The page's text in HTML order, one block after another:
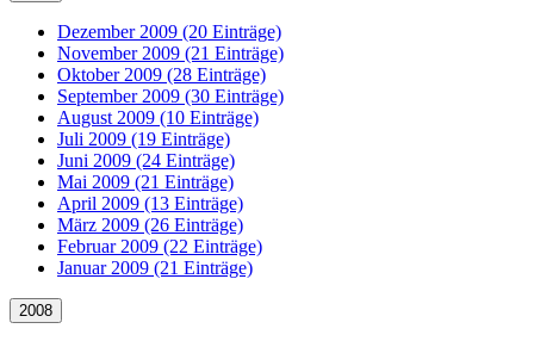
Dezember 2009 (20 Einträge)
November 2009 (21 Einträge)
Oktober 2009 (28 Einträge)
September 2009 (30 Einträge)
August 2009 (10 Einträge)
Juli 2009 (19 Einträge)
Juni 2009 (24 Einträge)
Mai 2009 (21 Einträge)
April 2009 (13 Einträge)
März 2009 (26 Einträge)
Februar 2009 (22 Einträge)
Januar 2009 (21 Einträge)
2008